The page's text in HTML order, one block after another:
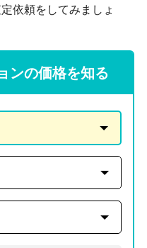
依頼をしてみましょ
ンの価格を知る